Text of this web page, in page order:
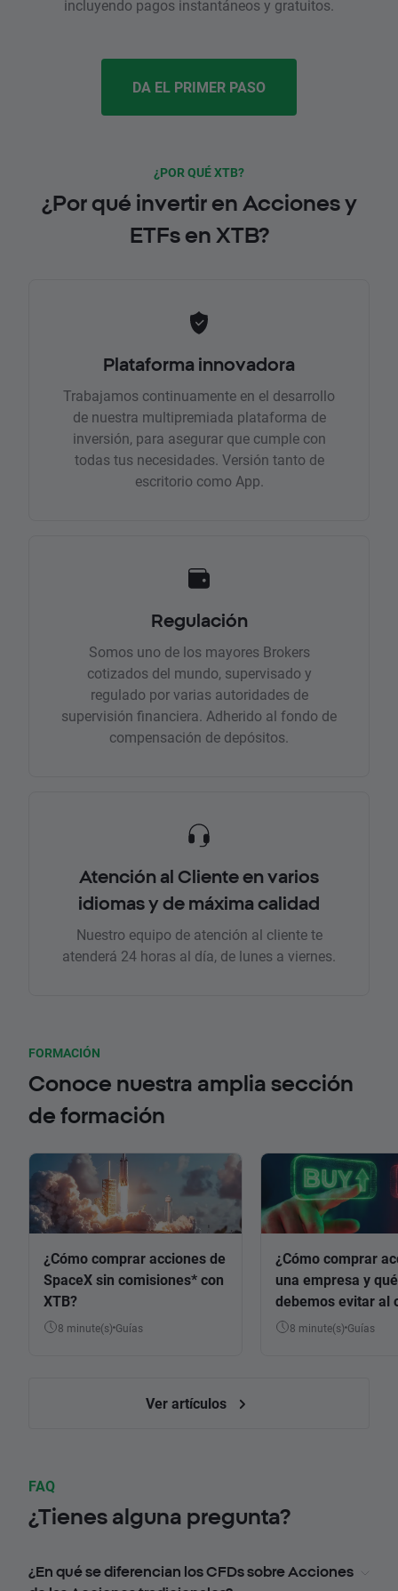
incluyendo pagos instantáneos y gratuitos.
DA EL PRIMER PASO
¿POR QUÉ XTB?
¿Por qué invertir en Acciones y
ETFs en XTB?
Plataforma innovadora
Trabajamos continuamente en el desarrollo
de nuestra multipremiada plataforma de
inversión, para asegurar que cumple con
todas tus necesidades. Versión tanto de
escritorio como App.
Regulación
Somos uno de los mayores Brokers
cotizados del mundo, supervisado y
regulado por varias autoridades de
supervisión financiera. Adherido al fondo de
compensación de depósitos.
Atención al Cliente en varios
idiomas y de máxima calidad
Nuestro equipo de atención al cliente te
atenderá 24 horas al día, de lunes a viernes.
FORMACIÓN
Conoce nuestra amplia sección
de formación
¿Cómo comprar acciones de
SpaceX sin comisiones* con
XTB?
8 minute(s) Guías
¿Cómo comprar
una empresa y
debemos evitar al
8 minute(s) Guías
Ver artículos
FAQ
¿Tienes alguna pregunta?
¿En qué se diferencian los CFDs sobre Acciones